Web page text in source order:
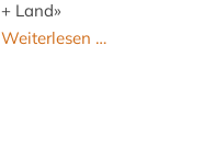
+ Land»
Weiterlesen …«Cube»